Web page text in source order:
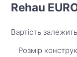
Rehau
Вартість
Розмір